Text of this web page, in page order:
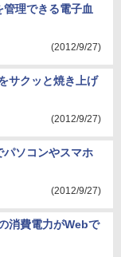
理できる電子血
(2012/9/27)
サクッと焼き上げ
(2012/9/27)
パソコンやスマホ
(2012/9/27)
消費電力がWebで